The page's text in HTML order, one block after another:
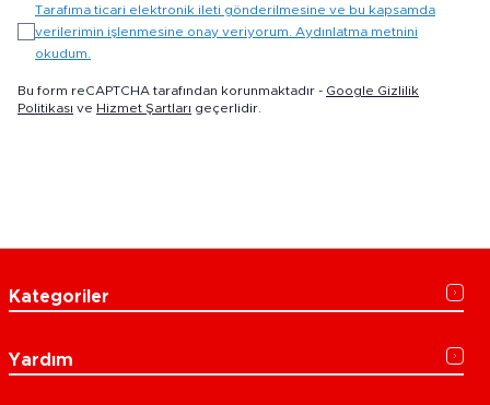
Tarafıma ticari elektronik ileti gönderilmesine ve bu kapsamda
verilerimin işlenmesine onay veriyorum. Aydınlatma metnini
okudum.
Bu form reCAPTCHA tarafından korunmaktadır - Google Gizlilik
Politikası ve Hizmet Şartları geçerlidir.
Kategoriler
Yardım